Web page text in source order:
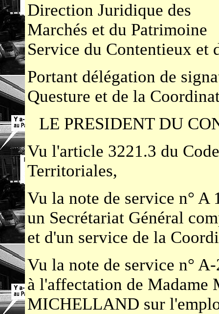
Direction Juridique des
Marchés et du Patrimoine
Service du Contentieux et
Portant délégation de
Questure et de la
LE PRESIDENT DU
Vu l'article 3221.3 du
Territoriales,
Vu la note de service n° A
un Secrétariat Général
et d'un service de la
Vu la note de service n°
à l'affectation de Madame
MICHELLAND sur